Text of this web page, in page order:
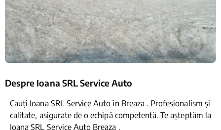
Despre Ioana SRL Service Auto
Cauți Ioana SRL Service Auto în Breaza . Profesionalism și
calitate, asigurate de o echipă competentă. Te așteptăm la
Ioana SRL Service Auto Breaza .